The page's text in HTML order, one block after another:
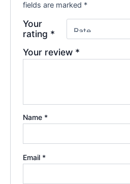
fields are marked *
Your
rating *
Your review *
Name *
Email *